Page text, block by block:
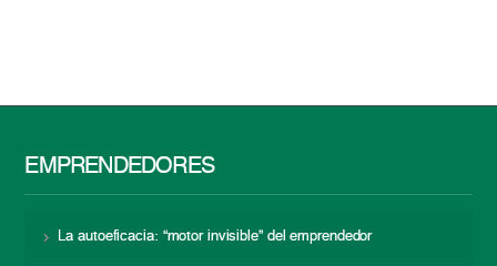
EMPRENDEDORES
La autoeficacia: “motor invisible” del emprendedor